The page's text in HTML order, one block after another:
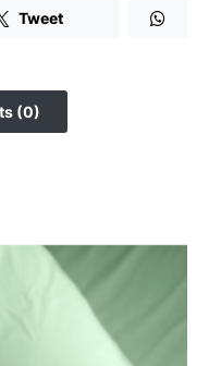
Tweet
(0)